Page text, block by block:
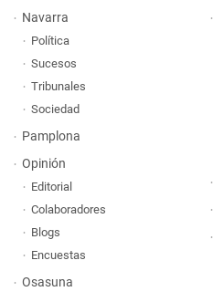
Navarra
Política
Sucesos
Tribunales
Sociedad
Pamplona
Opinión
Editorial
Colaboradores
Blogs
Encuestas
Osasuna